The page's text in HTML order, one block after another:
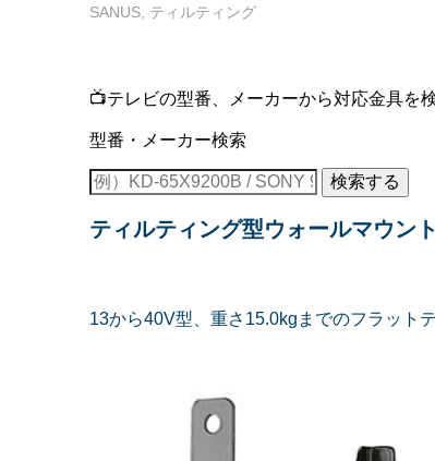
SANUS ティルティング
📺テレビの型番、メーカーから対応金具を
型番・メーカー検索
検索する
ティルティング型ウォールマウント
13から40V型、重さ15.0kgまでのフラット